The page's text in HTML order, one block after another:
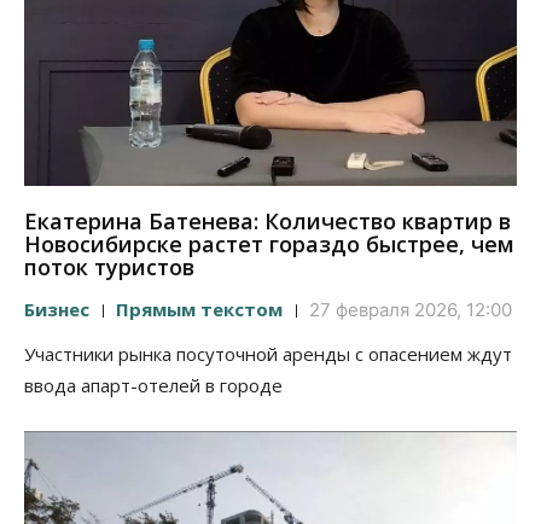
Екатерина Батенева: Количество квартир в
Новосибирске растет гораздо быстрее, чем
поток туристов
Бизнес Прямым текстом 27 февраля 2026, 12:00
Участники рынка посуточной аренды с опасением ждут
ввода апарт-отелей в городе